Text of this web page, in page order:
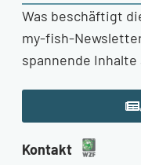
Was beschäftigt
my-fish-
spannende
Kontakt